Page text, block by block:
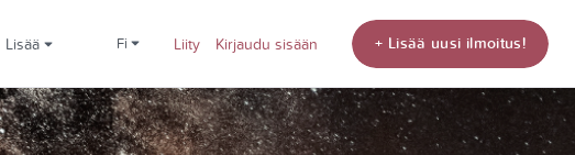
Lisää fi Liity Kirjaudu sisään + Lisää uusi ilmoitus!